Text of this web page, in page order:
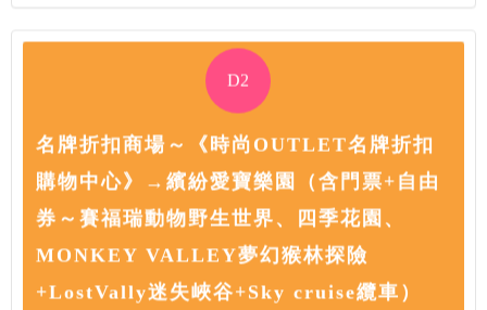
D2
名牌折扣商場～《時尚OUTLET名牌折扣
購物中心》→繽紛愛寶樂園（含門票+自由
券～賽福瑞動物野生世界、四季花園、
MONKEY VALLEY夢幻猴林探險
+LostVally迷失峽谷+Sky cruise纜車）